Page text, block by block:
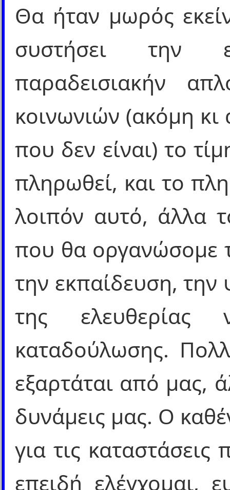
Θα ήταν μωρός
συστήσει την
παραδεισιακήν
κοινωνιών (ακόμη
που δεν είναι) το
πληρωθεί, και το
λοιπόν αυτό, άλλα
που θα οργανώσομε
την εκπαίδευση,
της
καταδούλωσης.
εξαρτάται από μας,
δυνάμεις μας. Ο
για τις καταστάσεις
επειδή ελέγχομαι,